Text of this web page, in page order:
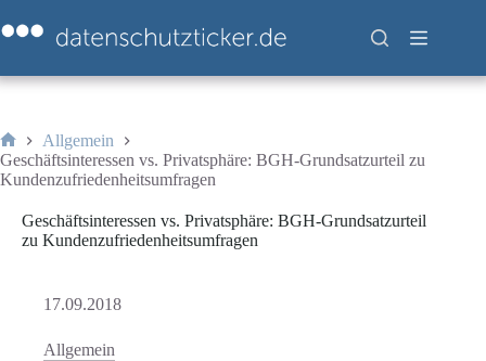
Inhalt
springen
Start
Allgemein
Geschäftsinteressen vs. Privatsphäre: BGH-Grundsatzurteil zu
Kundenzufriedenheitsumfragen
Geschäftsinteressen vs. Privatsphäre: BGH-Grundsatzurteil
zu Kundenzufriedenheitsumfragen
17.09.2018
Allgemein